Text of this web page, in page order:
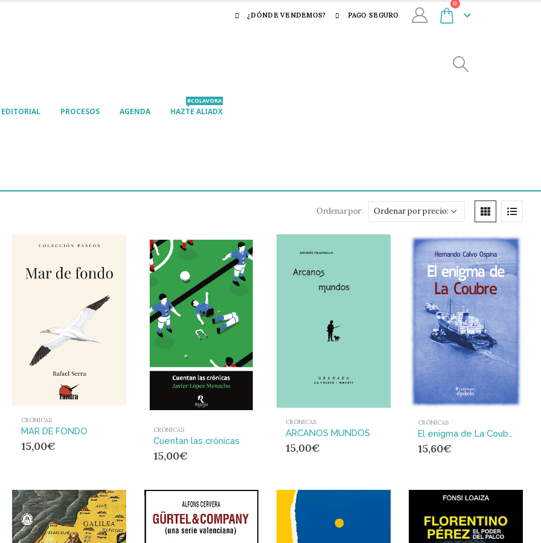
¿DÓNDE VENDEMOS? PAGO SEGURO
0
EDITORIAL PROCESOS AGENDA HAZTE ALIADX
#COLAVORA
Ordenar por:
CRÓNICAS
MAR DE FONDO
15,00€
CRÓNICAS
Cuentan las crónicas
15,00€
CRÓNICAS
ARCANOS MUNDOS
15,00€
CRÓNICAS
El enigma de La Coubre
15,60€